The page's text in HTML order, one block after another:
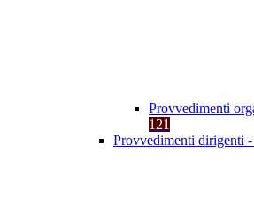
Provvedimenti
121
Provvedimenti dirigenti